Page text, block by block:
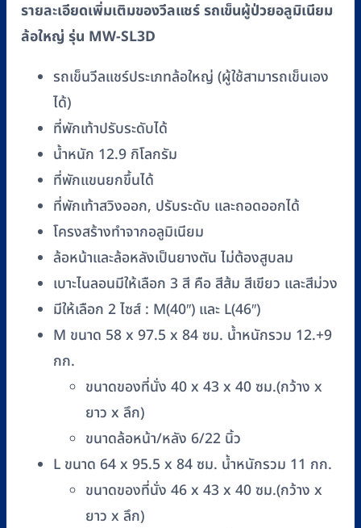
รุ่น
MW-
รหัส
RM-
WC76
ชิ้น
รายละเอียดเพิ่มเติมของวีลแชร์ รถเข็นผู้ป่วยอลูมิเนียม
ล้อใหญ่ รุ่น MW-SL3D
รถเข็นวีลแชร์ประเภทล้อใหญ่ (ผู้ใช้สามารถเข็นเอง
ได้)
ที่พักเท้าปรับระดับได้
น้ำหนัก 12.9 กิโลกรัม
ที่พักแขนยกขึ้นได้
ที่พักเท้าสวิงออก, ปรับระดับ และถอดออกได้
โครงสร้างทำจากอลูมิเนียม
ล้อหน้าและล้อหลังเป็นยางตัน ไม่ต้องสูบลม
เบาะไนลอนมีให้เลือก 3 สี คือ สีส้ม สีเขียว และสีม่วง
มีให้เลือก 2 ไซส์ : M(40″) และ L(46″)
M ขนาด 58 x 97.5 x 84 ซม. น้ำหนักรวม 12.+9
กก.
ขนาดของที่นั่ง 40 x 43 x 40 ซม.(กว้าง x
ยาว x ลึก)
ขนาดล้อหน้า/หลัง 6/22 นิ้ว
L ขนาด 64 x 95.5 x 84 ซม. น้ำหนักรวม 11 กก.
ขนาดของที่นั่ง 46 x 43 x 40 ซม.(กว้าง x
ยาว x ลึก)